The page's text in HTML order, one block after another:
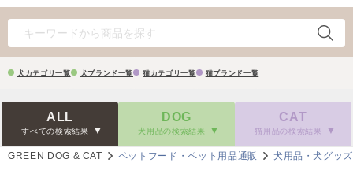
犬カテゴリ一覧 犬ブランド一覧 猫カテゴリ一覧 猫ブランド一覧
ALL
すべての検索結果
DOG
犬用品の検索結果
CAT
猫用品の検索結果
GREEN DOG & CAT ペットフード・ペット用品通販 犬用品・犬グッズ